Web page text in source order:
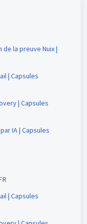
la preuve Nuix |
| Capsules
| Capsules
IA | Capsules
| Capsules